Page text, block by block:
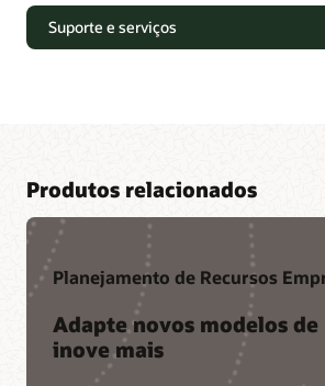
Participe de uma comunidade de
Suporte e serviços
Produtos relacionados
Planejamento de Recursos
Adapte novos modelos de
inove mais